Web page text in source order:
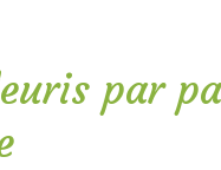
par